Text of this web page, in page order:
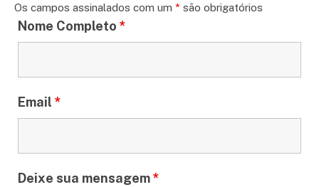
Os campos assinalados com um * são obrigatórios
Nome Completo *
Email *
Deixe sua mensagem*